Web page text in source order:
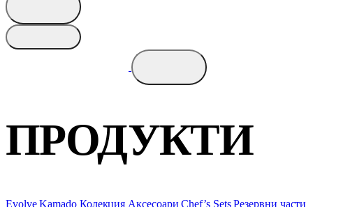
ПРОДУКТИ
Evolve Kamado Колекция АксесоариChef’s SetsРезервни части